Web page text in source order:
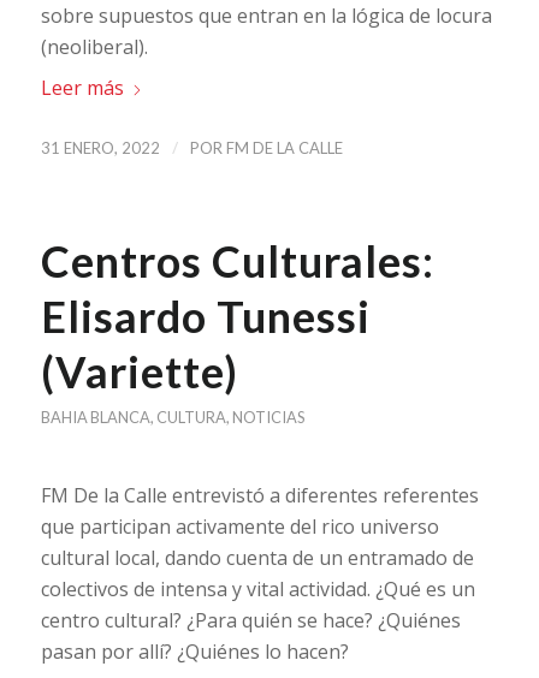
sobre supuestos que entran en la lógica de locura
(neoliberal).
Leer más
31 ENERO, 2022 / POR FM DE LA CALLE
Centros Culturales:
Elisardo Tunessi
(Variette)
BAHIA BLANCA, CULTURA, NOTICIAS
FM De la Calle entrevistó a diferentes referentes
que participan activamente del rico universo
cultural local, dando cuenta de un entramado de
colectivos de intensa y vital actividad. ¿Qué es un
centro cultural? ¿Para quién se hace? ¿Quiénes
pasan por allí? ¿Quiénes lo hacen?